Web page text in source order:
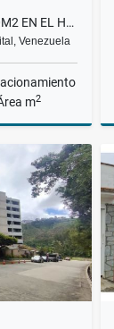
LOCAL EN ALQUILER 400M2 EN EL HATILLO $3.000 RH
Venezuela
m2
Alquiler